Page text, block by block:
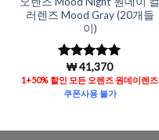
러렌즈 Mood Gray (20개들
이)
5 중에서
로 평가됨
₩41,370
1+50% 할인 모든 오렌즈 원데이렌즈
쿠폰사용 불가